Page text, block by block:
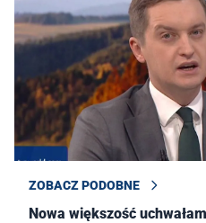
ZOBACZ PODOBNE
Nowa większość